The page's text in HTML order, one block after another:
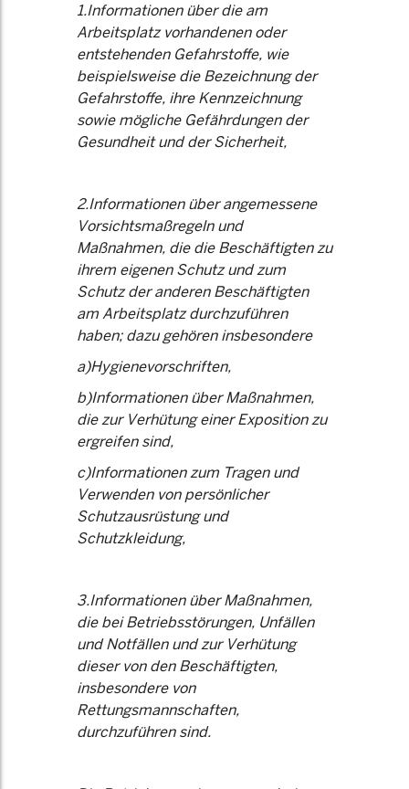
1.Informationen über die am
Arbeitsplatz vorhandenen oder
entstehenden Gefahrstoffe, wie
beispielsweise die Bezeichnung der
Gefahrstoffe, ihre Kennzeichnung
sowie mögliche Gefährdungen der
Gesundheit und der Sicherheit,
2.Informationen über angemessene
Vorsichtsmaßregeln und
Maßnahmen, die die Beschäftigten zu
ihrem eigenen Schutz und zum
Schutz der anderen Beschäftigten
am Arbeitsplatz durchzuführen
haben; dazu gehören insbesondere
a)Hygienevorschriften,
b)Informationen über Maßnahmen,
die zur Verhütung einer Exposition zu
ergreifen sind,
c)Informationen zum Tragen und
Verwenden von persönlicher
Schutzausrüstung und
Schutzkleidung,
3.Informationen über Maßnahmen,
die bei Betriebsstörungen, Unfällen
und Notfällen und zur Verhütung
dieser von den Beschäftigten,
insbesondere von
Rettungsmannschaften,
durchzuführen sind.